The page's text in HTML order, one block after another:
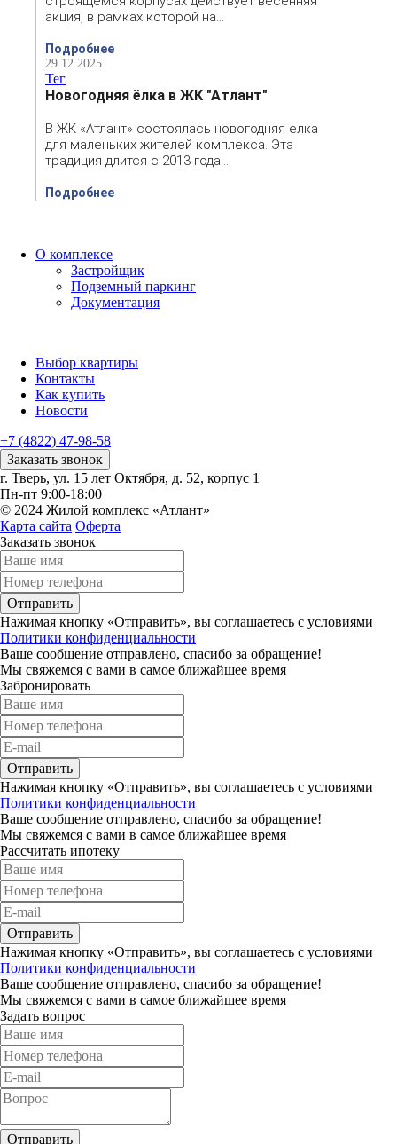
акция, в рамках которой на…
Подробнее
29.12.2025
Тег
Новогодняя ёлка в ЖК "Атлант"
В ЖК «Атлант» состоялась новогодняя елка
для маленьких жителей комплекса. Эта
традиция длится с 2013 года:…
Подробнее
О комплексе
Застройщик
Подземный паркинг
Документация
Выбор квартиры
Контакты
Как купить
Новости
+7 (4822) 47-98-58
Заказать звонок
г. Тверь, ул. 15 лет Октября, д. 52, корпус 1
Пн-пт 9:00-18:00
© 2024 Жилой комплекс «Атлант»
Карта сайта Оферта
Заказать звонок
Отправить
Нажимая кнопку «Отправить», вы соглашаетесь с условиями
Политики конфиденциальности
Ваше сообщение отправлено, спасибо за обращение!
Мы свяжемся с вами в самое ближайшее время
Забронировать
Отправить
Нажимая кнопку «Отправить», вы соглашаетесь с условиями
Политики конфиденциальности
Ваше сообщение отправлено, спасибо за обращение!
Мы свяжемся с вами в самое ближайшее время
Рассчитать ипотеку
Отправить
Нажимая кнопку «Отправить», вы соглашаетесь с условиями
Политики конфиденциальности
Ваше сообщение отправлено, спасибо за обращение!
Мы свяжемся с вами в самое ближайшее время
Задать вопрос
Отправить